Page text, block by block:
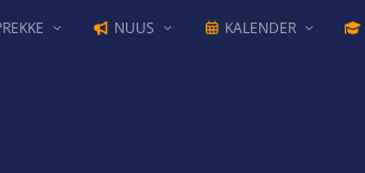
NUUS KALENDER